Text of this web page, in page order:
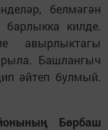
белмәгән
килде.
авырлыктагы
Башлангыч
әйтеп булмый.
Бөрбаш